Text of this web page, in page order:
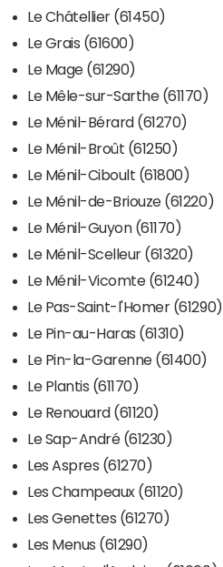
Le Châtellier (61450)
Le Grais (61600)
Le Mage (61290)
Le Mêle-sur-Sarthe (61170)
Le Ménil-Bérard (61270)
Le Ménil-Broût (61250)
Le Ménil-Ciboult (61800)
Le Ménil-de-Briouze (61220)
Le Ménil-Guyon (61170)
Le Ménil-Scelleur (61320)
Le Ménil-Vicomte (61240)
Le Pas-Saint-l'Homer (61290)
Le Pin-au-Haras (61310)
Le Pin-la-Garenne (61400)
Le Plantis (61170)
Le Renouard (61120)
Le Sap-André (61230)
Les Aspres (61270)
Les Champeaux (61120)
Les Genettes (61270)
Les Menus (61290)